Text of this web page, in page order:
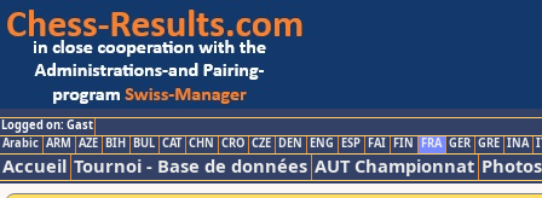
Logged on: Gast
Arabic ARM AZE BIH BUL CAT CHN CRO CZE DEN ENG ESP FAI FIN FRA GER GRE INA
Accueil Tournoi - Base de données AUT Championnat Photos